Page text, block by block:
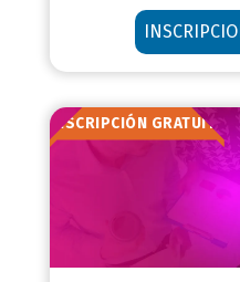
INSCRIPCIÓN GRATUITA